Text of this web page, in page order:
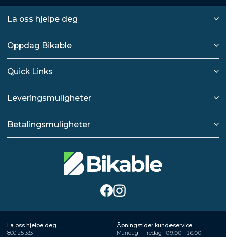
La oss hjelpe deg
Oppdag Bikable
Quick Links
Leveringsmuligheter
Betalingsmuligheter
La oss hjelpe deg
800 25 333
Åpningstider kundeservice
Mandag - Fredag
09:00 - 16:00